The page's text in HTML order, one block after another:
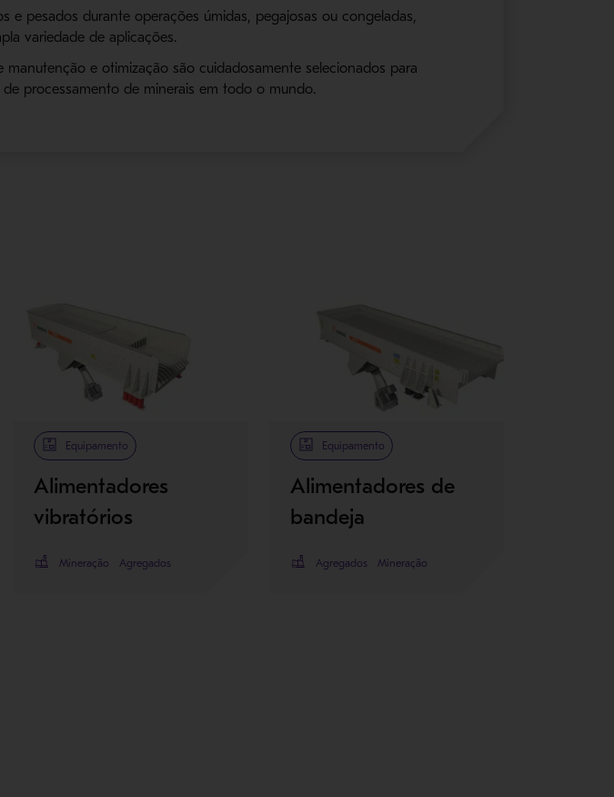
e pesados durante operações úmidas, pegajosas ou congeladas,
variedade de aplicações.
e otimização são cuidadosamente selecionados para
processamento de minerais em todo o mundo.
Equipamento
Alimentadores
vibratórios
Mineração Agregados
Equipamento
Alimentadores de
bandeja
Agregados Mineração